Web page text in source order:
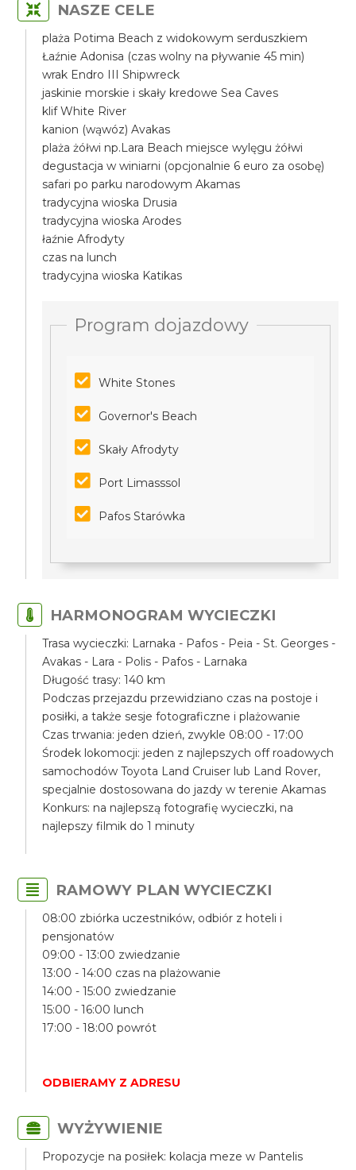
NASZE CELE
plaża Potima Beach z widokowym serduszkiem
Łaźnie Adonisa (czas wolny na pływanie 45 min)
wrak Endro III Shipwreck
jaskinie morskie i skały kredowe Sea Caves
klif White River
kanion (wąwóz) Avakas
plaża żółwi np.Lara Beach miejsce wylęgu żółwi
degustacja w winiarni (opcjonalnie 6 euro za osobę)
safari po parku narodowym Akamas
tradycyjna wioska Drusia
tradycyjna wioska Arodes
łaźnie Afrodyty
czas na lunch
tradycyjna wioska Katikas
Program dojazdowy
White Stones
Governor's Beach
Skały Afrodyty
Port Limasssol
Pafos Starówka
HARMONOGRAM WYCIECZKI
Trasa wycieczki: Larnaka - Pafos - Peia - St. Georges -
Avakas - Lara - Polis - Pafos - Larnaka
Długość trasy: 140 km
Podczas przejazdu przewidziano czas na postoje i
posiłki, a także sesje fotograficzne i plażowanie
Czas trwania: jeden dzień, zwykle 08:00 - 17:00
Środek lokomocji: jeden z najlepszych off roadowych
samochodów Toyota Land Cruiser lub Land Rover,
specjalnie dostosowana do jazdy w terenie Akamas
Konkurs: na najlepszą fotografię wycieczki, na
najlepszy filmik do 1 minuty
RAMOWY PLAN WYCIECZKI
08:00 zbiórka uczestników, odbiór z hoteli i
pensjonatów
09:00 - 13:00 zwiedzanie
13:00 - 14:00 czas na plażowanie
14:00 - 15:00 zwiedzanie
15:00 - 16:00 lunch
17:00 - 18:00 powrót
ODBIERAMY Z ADRESU
WYŻYWIENIE
Propozycje na posiłek: kolacja meze w Pantelis